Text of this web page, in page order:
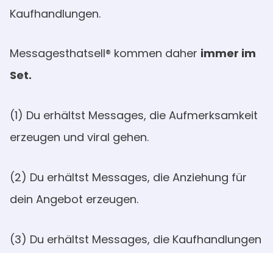
Kaufhandlungen.
Messagesthatsell® kommen daher immer im
Set.
(1) Du erhältst Messages, die Aufmerksamkeit
erzeugen und viral gehen.
(2) Du erhältst Messages, die Anziehung für
dein Angebot erzeugen.
(3) Du erhältst Messages, die Kaufhandlungen